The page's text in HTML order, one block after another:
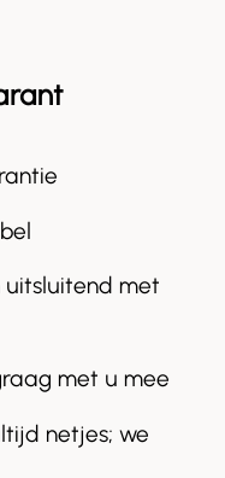
met
met u mee
netjes; we